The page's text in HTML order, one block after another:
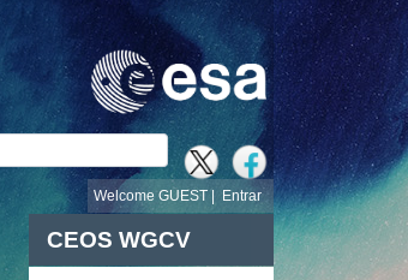
Entrar
Welcome GUEST |
CEOS WGCV